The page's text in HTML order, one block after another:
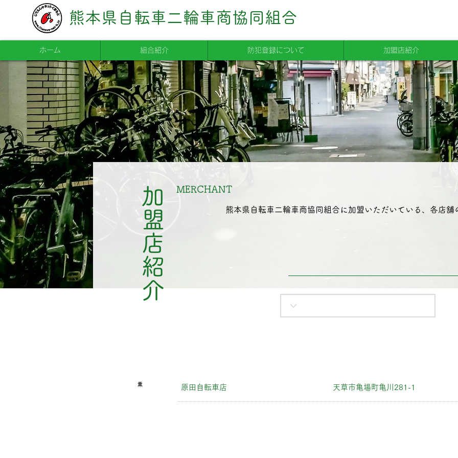
熊本県自転車二輪車商協同組合
ホーム 組合紹介 防犯登録について 加盟店紹介
加盟店紹介 MERCHANT
熊本県自転車二輪車商協同組合に加盟いただいている、各店舗
原田自転車店 天草市亀場町亀川281-1